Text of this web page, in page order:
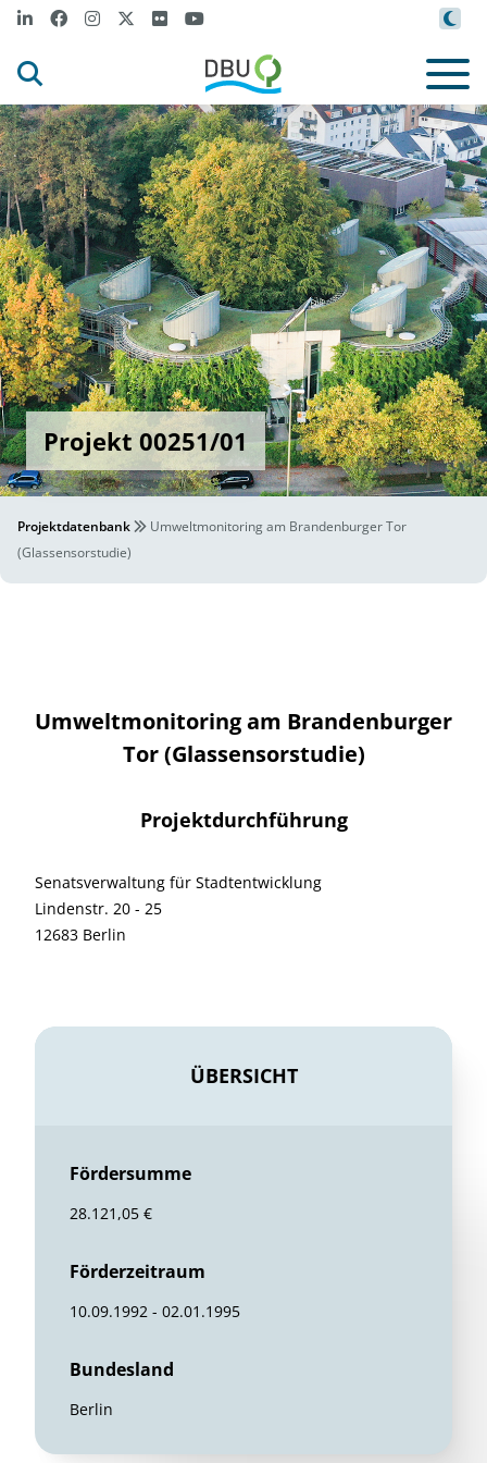
Projekt 00251/01
Projektdatenbank
Umweltmonitoring am Brandenburger Tor
(Glassensorstudie)
Umweltmonitoring am Brandenburger
Tor (Glassensorstudie)
Projektdurchführung
Senatsverwaltung für Stadtentwicklung
Lindenstr. 20 - 25
12683 Berlin
ÜBERSICHT
Fördersumme
28.121,05 €
Förderzeitraum
10.09.1992 - 02.01.1995
Bundesland
Berlin